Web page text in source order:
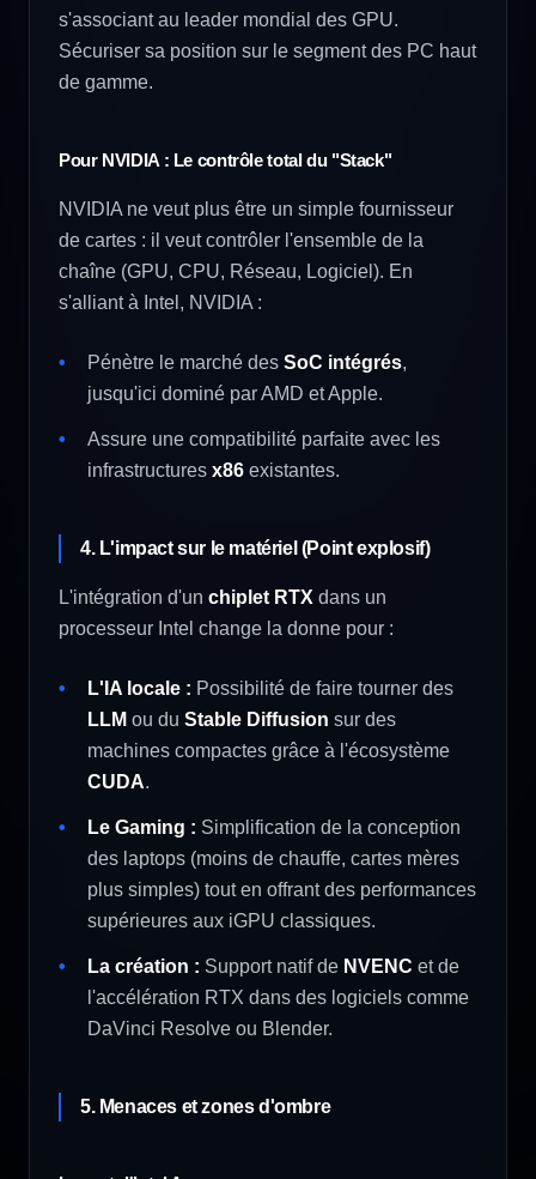
s'associant au leader mondial des GPU.
Sécuriser sa position sur le segment des PC haut
de gamme.
Pour NVIDIA : Le contrôle total du "Stack"
NVIDIA ne veut plus être un simple fournisseur
de cartes : il veut contrôler l'ensemble de la
chaîne (GPU, CPU, Réseau, Logiciel). En
s'alliant à Intel, NVIDIA :
Pénètre le marché des SoC intégrés,
jusqu'ici dominé par AMD et Apple.
Assure une compatibilité parfaite avec les
infrastructures x86 existantes.
4. L'impact sur le matériel (Point explosif)
L'intégration d'un chiplet RTX dans un
processeur Intel change la donne pour :
L'IA locale : Possibilité de faire tourner des
LLM ou du Stable Diffusion sur des
machines compactes grâce à l'écosystème
CUDA.
Le Gaming : Simplification de la conception
des laptops (moins de chauffe, cartes mères
plus simples) tout en offrant des performances
supérieures aux iGPU classiques.
La création : Support natif de NVENC et de
l'accélération RTX dans des logiciels comme
DaVinci Resolve ou Blender.
5. Menaces et zones d'ombre